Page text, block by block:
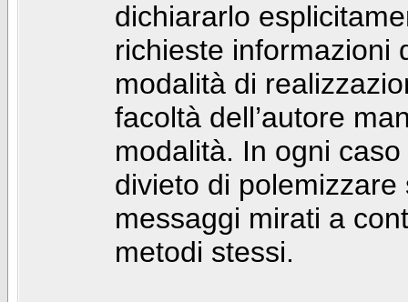
dichiararlo
richieste informazioni
modalità di
facoltà dell’autore
modalità. In ogni
divieto di
messaggi mirati a
metodi stessi.